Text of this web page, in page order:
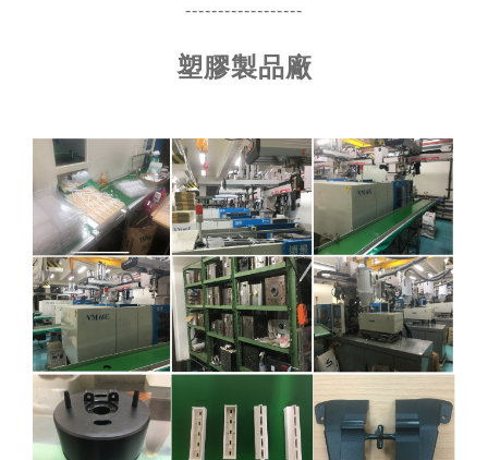
------------------
塑膠製品廠